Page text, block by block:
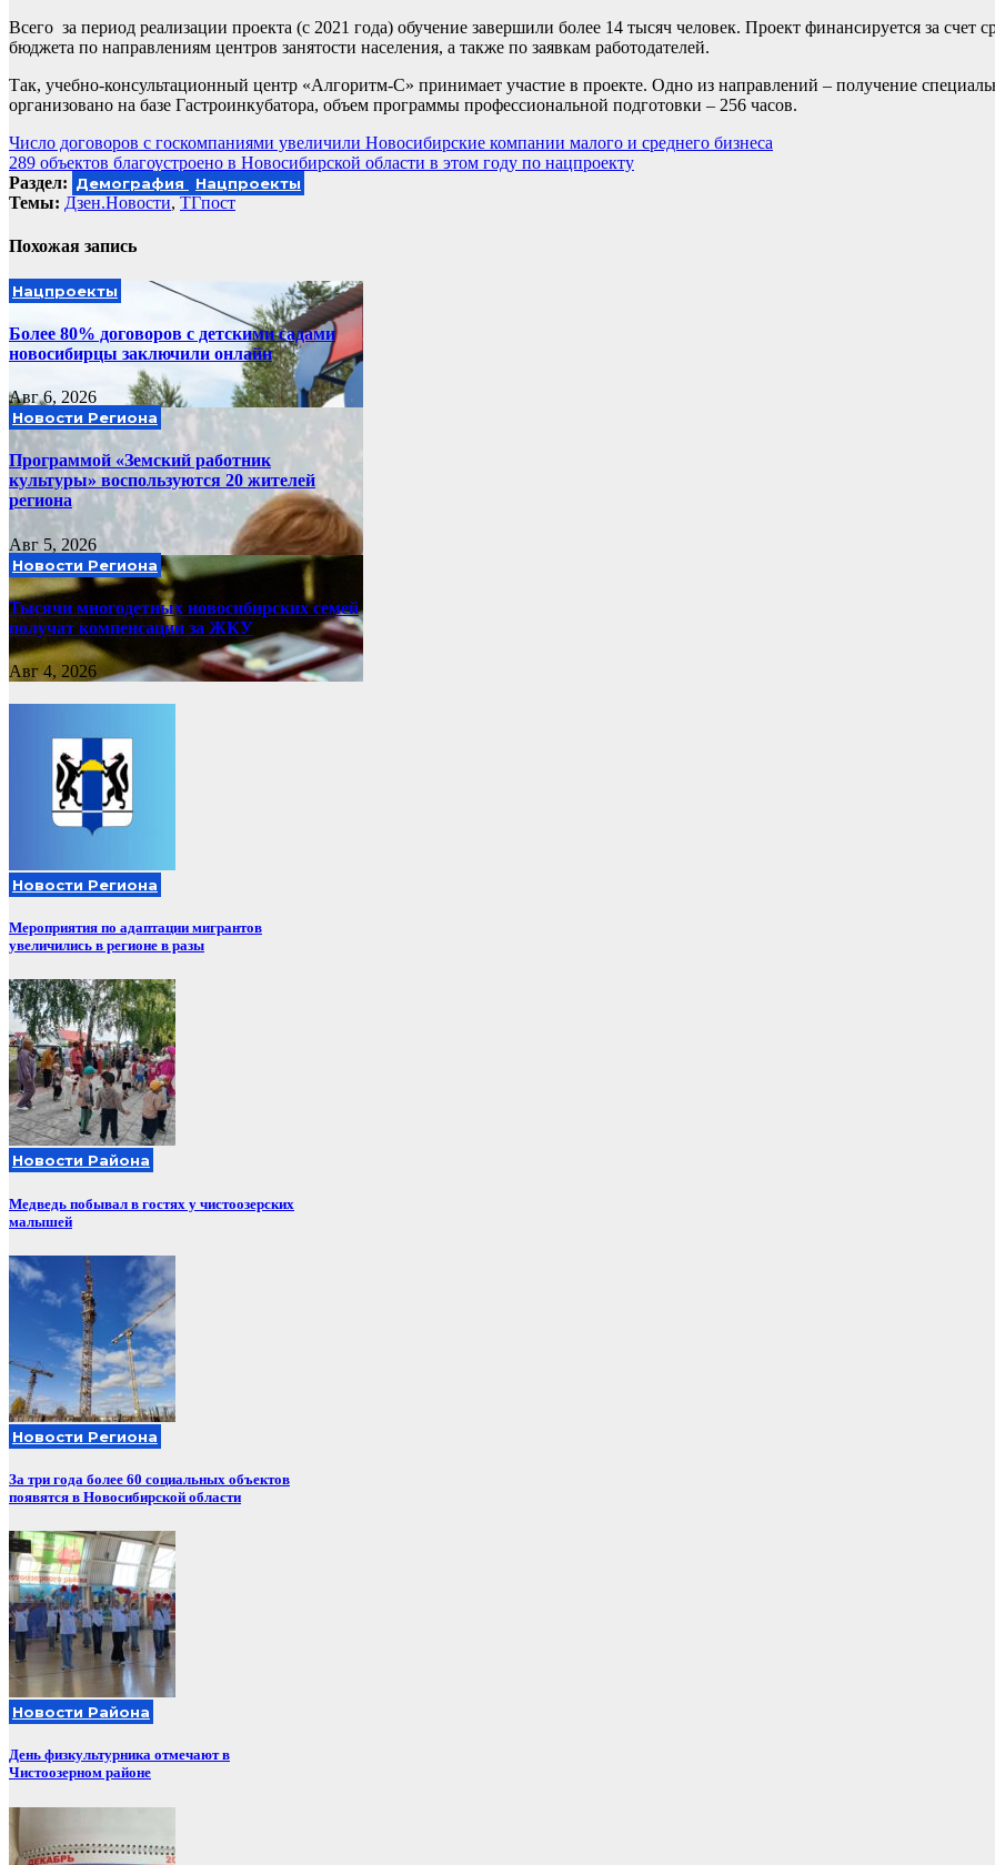
Всего за период реализации проекта (с 2021 года) обучение завершили более 14 тысяч человек. Проект финансируется за счет
бюджета по направлениям центров занятости населения, а также по заявкам работодателей.
Так, учебно-консультационный центр «Алгоритм-С» принимает участие в проекте. Одно из направлений – получение
организовано на базе Гастроинкубатора, объем программы профессиональной подготовки – 256 часов.
Навигация
по
записям
Число договоров с госкомпаниями увеличили Новосибирские компании малого и среднего бизнеса
289 объектов благоустроено в Новосибирской области в этом году по нацпроекту
Раздел: Демография Нацпроекты
Темы: Дзен.Новости, ТГпост
Похожая запись
Нацпроекты
Более 80% договоров с детскими садами
новосибирцы заключили онлайн
Авг 6, 2026
Новости Региона
Программой «Земский работник
культуры» воспользуются 20 жителей
региона
Авг 5, 2026
Новости Региона
Тысячи многодетных новосибирских семей
получат компенсации за ЖКУ
Авг 4, 2026
Новости Региона
Мероприятия по адаптации мигрантов
увеличились в регионе в разы
Новости Района
Медведь побывал в гостях у чистоозерских
малышей
Новости Региона
За три года более 60 социальных объектов
появятся в Новосибирской области
Новости Района
День физкультурника отмечают в
Чистоозерном районе